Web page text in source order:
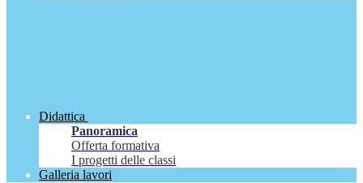
Didattica
Panoramica
Offerta formativa
I progetti delle classi
Galleria lavori